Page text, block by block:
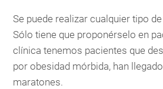
Se puede realizar cualquier tipo
Sólo tiene que proponérselo en
clínica tenemos pacientes que
por obesidad mórbida, han
maratones.